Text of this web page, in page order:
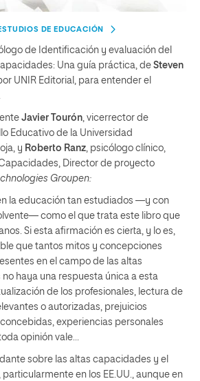
DE EDUCACIÓN
de Identificación y evaluación del
Una guía práctica, de Steven
UNIR Editorial, para entender el
Javier Tourón, vicerrector de
Educativo de la Universidad
y Roberto Ranz, psicólogo clínico,
Director de proyecto
Groupen:
la educación tan estudiados —y con
como el que trata este libro que
Si esta afirmación es cierta, y lo es,
que tantos mitos y concepciones
en el campo de las altas
haya una respuesta única a esta
de los profesionales, lectura de
o autorizadas, prejuicios
experiencias personales
opinión vale…
sobre las altas capacidades y el
en los EE.UU., aunque en